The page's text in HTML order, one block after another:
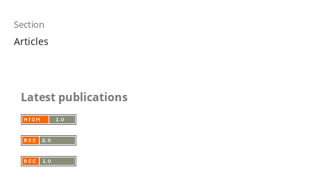
Section
Articles
Latest publications